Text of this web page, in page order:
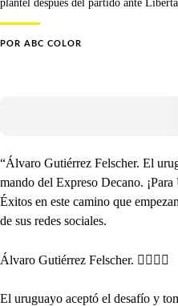
POR ABC COLOR
“Álvaro Gutiérrez Felscher. El
mando del Expreso Decano.
Éxitos en este camino que
de sus redes sociales.
Álvaro Gutiérrez Felscher. ✍🏻🇺🇾
El uruguayo aceptó el desafío y